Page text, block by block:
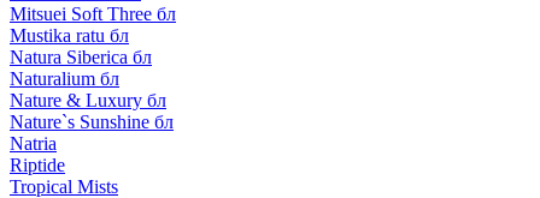
Mitsuei Soft Three бл
Mustika ratu бл
Natura Siberica бл
Naturalium бл
Nature & Luxury бл
Nature`s Sunshine бл
Natria
Riptide
Tropical Mists